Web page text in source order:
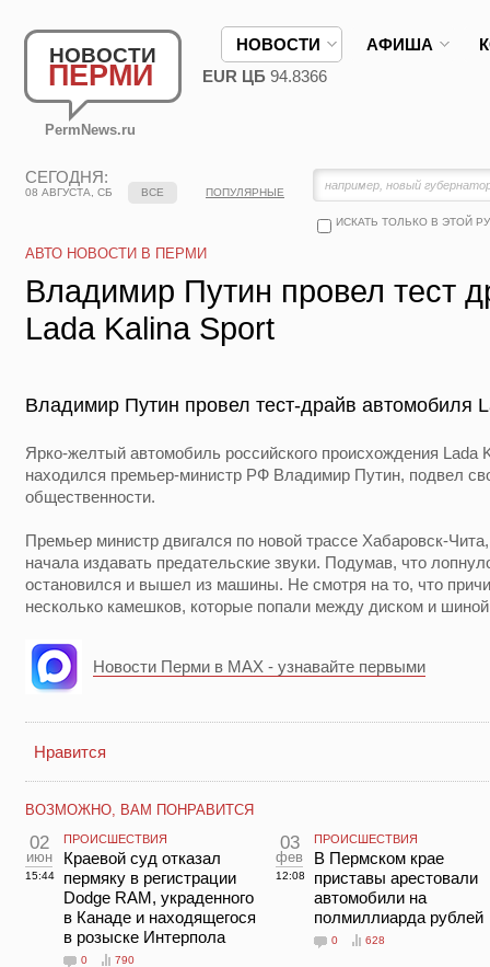
НОВОСТИ
ПЕРМИ
PermNews.ru
НОВОСТИ АФИША
EUR ЦБ 94.8366
СЕГОДНЯ:
08 АВГУСТА, СБ
ИСКАТЬ ТОЛЬКО В ЭТОЙ
ВСЕ ПОПУЛЯРНЫЕ
АВТО НОВОСТИ В ПЕРМИ
Владимир Путин провел тест
Lada Kalina Sport
Владимир Путин провел тест-драйв автомобиля
Ярко-желтый автомобиль российского происхождения Lada
находился премьер-министр РФ Владимир Путин, подвел
общественности.
Премьер министр двигался по новой трассе Хабаровск-
начала издавать предательские звуки. Подумав, что
остановился и вышел из машины. Не смотря на то, что
несколько камешков, которые попали между диском и
Новости Перми в MAX - узнавайте первыми
Нравится
ВОЗМОЖНО, ВАМ ПОНРАВИТСЯ
02
июн
15:44
ПРОИСШЕСТВИЯ
Краевой суд отказал
пермяку в регистрации
Dodge RAM, украденного
в Канаде и находящегося
в розыске Интерпола
0 790
03
фев
12:08
ПРОИСШЕСТВИЯ
В Пермском крае
приставы арестовали
автомобили на
полмиллиарда рублей
0 628